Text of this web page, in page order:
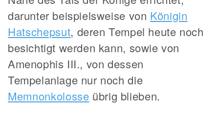
darunter beispielsweise von Königin
Hatschepsut, deren Tempel heute noch
besichtigt werden kann, sowie von
Amenophis III., von dessen
Tempelanlage nur noch die
Memnonkolosse übrig blieben.